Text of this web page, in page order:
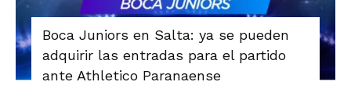
Boca Juniors en Salta: ya se pueden
adquirir las entradas para el partido
ante Athletico Paranaense